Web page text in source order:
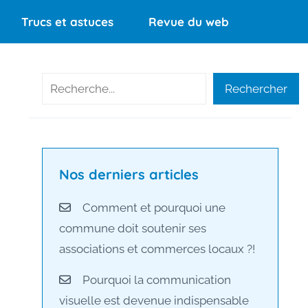
Trucs et astuces Revue du web
Rechercher Rechercher
Nos derniers articles
Comment et pourquoi une
commune doit soutenir ses
associations et commerces locaux ?!
Pourquoi la communication
visuelle est devenue indispensable